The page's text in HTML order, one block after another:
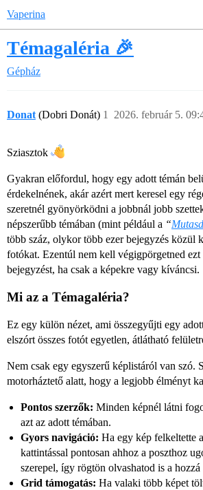
Vaperina
Témagaléria 🎉
Gépház
Donat (Dobri Donát) 2026. február 5.
1
Sziasztok
Gyakran előfordul, hogy egy adott témán
érdekelnének, akár azért mert keresel egy
szeretnél gyönyörködni a jobbnál jobb
népszerűbb témában (mint például a “
több száz, olykor több ezer bejegyzés közül
fotókat. Ezentúl nem kell végigpörgetned ezt
bejegyzést, ha csak a képekre vagy kíváncsi.
Mi az a Témagaléria?
Ez egy külön nézet, ami összegyűjti egy
elszórt összes fotót egyetlen, átlátható
Nem csak egy egyszerű képlistáról van szó.
motorháztető alatt, hogy a legjobb élményt
Pontos szerzők: Minden képnél látni
azt az adott témában.
Gyors navigáció: Ha egy kép felkeltette
kattintással pontosan ahhoz a poszthoz
szerepel, így rögtön olvashatod is a hozzá
Grid támogatás: Ha valaki több képet